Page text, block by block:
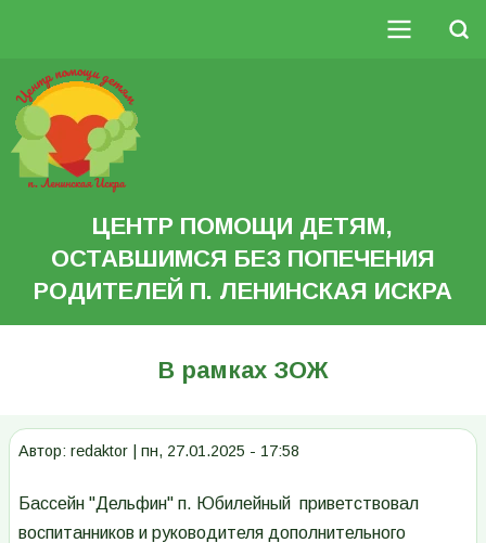
основному
содержанию
Search
Основная
навигация
ЦЕНТР ПОМОЩИ ДЕТЯМ,
ОСТАВШИМСЯ БЕЗ ПОПЕЧЕНИЯ
РОДИТЕЛЕЙ П. ЛЕНИНСКАЯ ИСКРА
В рамках ЗОЖ
Автор: redaktor пн, 27.01.2025 - 17:58
Бассейн "Дельфин" п. Юбилейный приветствовал
воспитанников и руководителя дополнительного